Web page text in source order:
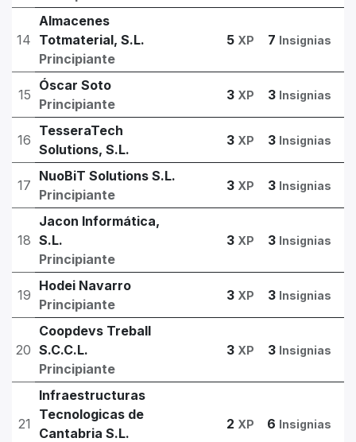
14
Almacenes
Totmaterial, S.L.
Principiante
5 XP 7 Insignias
15
Óscar Soto
Principiante
3 XP 3 Insignias
16
TesseraTech
Solutions, S.L.
3 XP 3 Insignias
17
NuoBiT Solutions S.L.
Principiante
3 XP 3 Insignias
18
Jacon Informática,
S.L.
Principiante
3 XP 3 Insignias
19
Hodei Navarro
Principiante
3 XP 3 Insignias
20
Coopdevs Treball
S.C.C.L.
Principiante
3 XP 3 Insignias
21
Infraestructuras
Tecnologicas de
Cantabria S.L.
2 XP 6 Insignias